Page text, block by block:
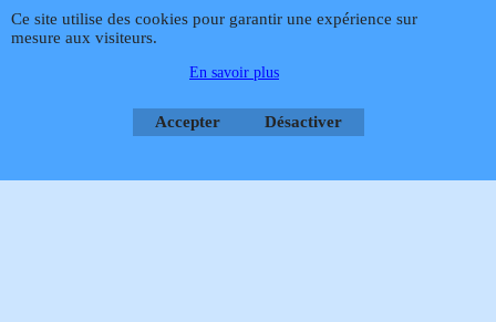
Téléphone 02 99 868 868 Fax 02 99 868 869 Contact mail
hébergé par Infomaniak Webmaster Jean-Paul GUY
eCommerce ShopFactory
Ce site utilise des cookies pour garantir une expérience sur
mesure aux visiteurs.
En savoir plus
Accepter Désactiver